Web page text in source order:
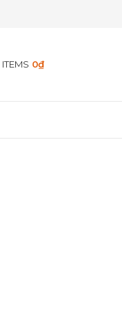
ITEMS 0₫